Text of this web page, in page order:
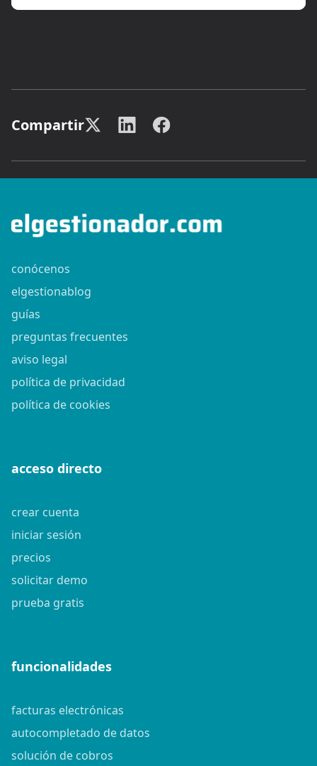
Compartir
conócenos
elgestionablog
guías
preguntas frecuentes
aviso legal
política de privacidad
política de cookies
acceso directo
crear cuenta
iniciar sesión
precios
solicitar demo
prueba gratis
funcionalidades
facturas electrónicas
autocompletado de datos
solución de cobros